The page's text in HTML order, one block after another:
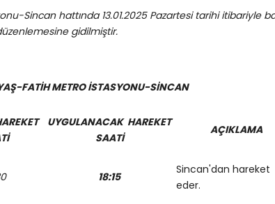
Sincan hattında 13.01.2025 Pazartesi tarihi itibariyle
gidilmiştir.
FATİH METRO İSTASYONU-SİNCAN
UYGULANACAK HAREKET
SAATİ
AÇIKLAMA
18:15
Sincan'dan hareket
eder.